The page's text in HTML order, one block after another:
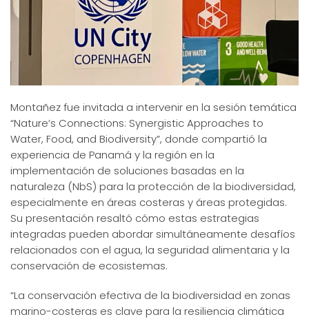
Montañez fue invitada a intervenir en la sesión temática
“Nature’s Connections: Synergistic Approaches to
Water, Food, and Biodiversity”, donde compartió la
experiencia de Panamá y la región en la
implementación de soluciones basadas en la
naturaleza (NbS) para la protección de la biodiversidad,
especialmente en áreas costeras y áreas protegidas.
Su presentación resaltó cómo estas estrategias
integradas pueden abordar simultáneamente desafíos
relacionados con el agua, la seguridad alimentaria y la
conservación de ecosistemas.
“La conservación efectiva de la biodiversidad en zonas
marino-costeras es clave para la resiliencia climática